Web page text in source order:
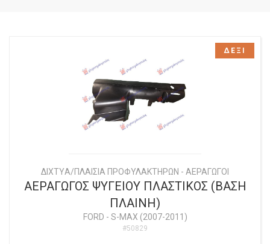
ΔΙΧΤYΑ/ΠΛΑΙΣΙΑ ΠΡΟΦΥΛΑΚΤΗΡΩΝ - ΑΕΡΑΓΩΓΟΙ
ΑΕΡΑΓΩΓΟΣ ΨΥΓΕΙΟΥ ΠΛΑΣΤΙΚΟΣ (ΒΑΣΗ
ΠΛΑΙΝΗ)
FORD - S-MAX (2007-2011)
#50829
ΔΕΞΙ